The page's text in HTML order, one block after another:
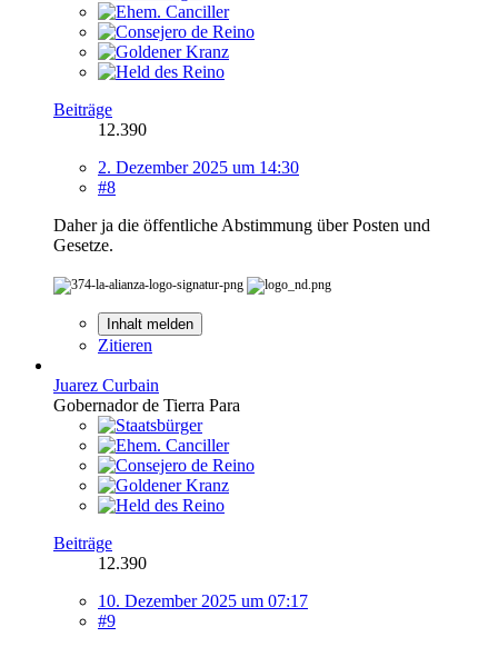
Beiträge
12.390
2. Dezember 2025 um 14:30
#8
Daher ja die öffentliche Abstimmung über Posten und
Gesetze.
Inhalt melden
Zitieren
Juarez Curbain
Gobernador de Tierra Para
Beiträge
12.390
10. Dezember 2025 um 07:17
#9